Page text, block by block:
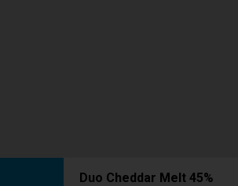
Duo Cheddar Melt 45%